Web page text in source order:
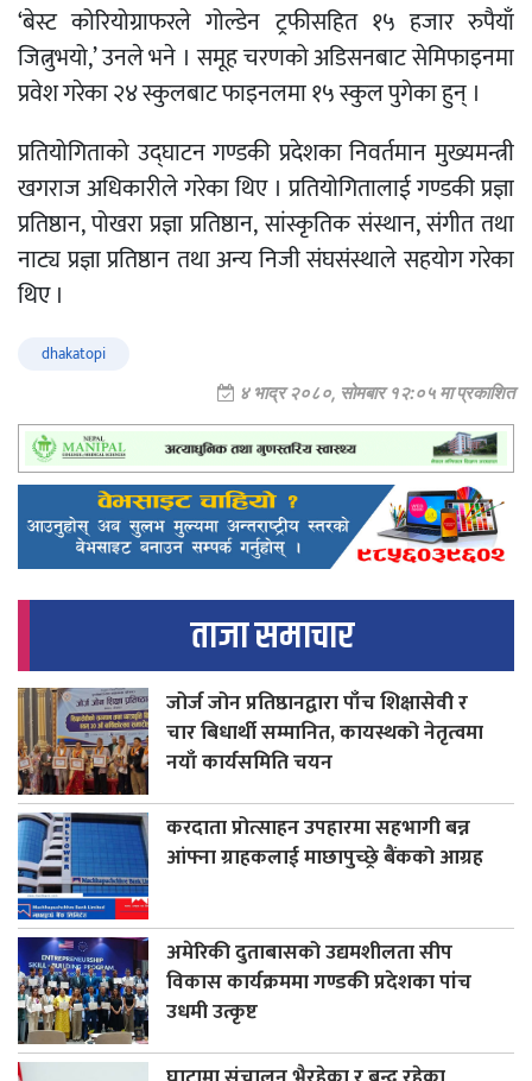
‘बेस्ट कोरियोग्राफरले गोल्डेन ट्रफीसहित १५ हजार रुपैयाँ
जित्नुभयो,’ उनले भने । समूह चरणको अडिसनबाट सेमिफाइनमा
प्रवेश गरेका २४ स्कुलबाट फाइनलमा १५ स्कुल पुगेका हुन् ।
प्रतियोगिताको उद्घाटन गण्डकी प्रदेशका निवर्तमान मुख्यमन्त्री
खगराज अधिकारीले गरेका थिए । प्रतियोगितालाई गण्डकी प्रज्ञा
प्रतिष्ठान, पोखरा प्रज्ञा प्रतिष्ठान, सांस्कृतिक संस्थान, संगीत तथा
नाट्य प्रज्ञा प्रतिष्ठान तथा अन्य निजी संघसंस्थाले सहयोग गरेका
थिए ।
dhakatopi
४ भाद्र २०८०, सोमबार १२:०५ मा प्रकाशित
ताजा समाचार
जोर्ज जोन प्रतिष्ठानद्वारा पाँच शिक्षासेवी र
चार बिधार्थी सम्मानित, कायस्थको नेतृत्वमा
नयाँ कार्यसमिति चयन
करदाता प्रोत्साहन उपहारमा सहभागी बन्न
आंफ्ना ग्राहकलाई माछापुच्छ्रे बैंकको आग्रह
अमेरिकी दुताबासको उद्यमशीलता सीप
विकास कार्यक्रममा गण्डकी प्रदेशका पांच
उधमी उत्कृष्ट